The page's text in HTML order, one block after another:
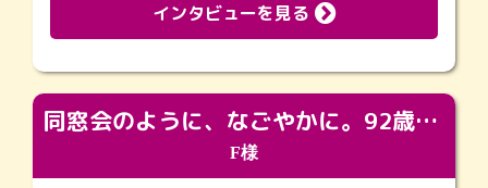
インタビューを見る
同窓会のように、なごやかに。92歳の旅立ちを彩った、再会と感謝の場
F様